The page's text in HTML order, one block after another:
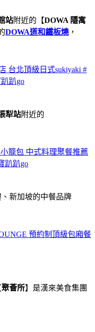
站附近的【DOWA 隱寓
DOWA道和鐵板燒 ，
台北頂級日式sukiyaki #
趴go
犁站附近的
籠包 中式料理聚餐推薦
趴趴go
、新加坡的中餐品牌
預約制頂級包廂餐
聚薈所】是漢來美食集團